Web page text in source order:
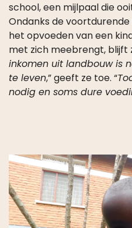
school, een mijlpaal die
Ondanks de
het opvoeden van een
met zich meebrengt, blijft
inkomen uit landbouw is
te leven,” geeft ze toe. “
nodig en soms dure